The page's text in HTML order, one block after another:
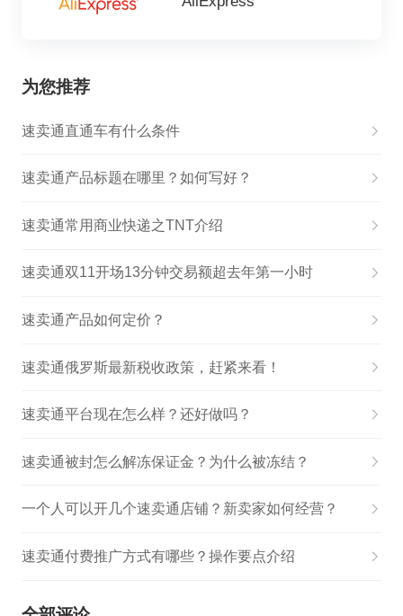
为您推荐
速卖通直通车有什么条件
速卖通产品标题在哪里？如何写好？
速卖通常用商业快递之TNT介绍
速卖通双11开场13分钟交易额超去年第一小时
速卖通产品如何定价？
速卖通俄罗斯最新税收政策，赶紧来看！
速卖通平台现在怎么样？还好做吗？
速卖通被封怎么解冻保证金？为什么被冻结？
一个人可以开几个速卖通店铺？新卖家如何经营？
速卖通付费推广方式有哪些？操作要点介绍